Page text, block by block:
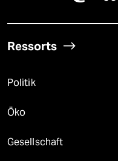
Ressorts
Politik
Öko
Gesellschaft